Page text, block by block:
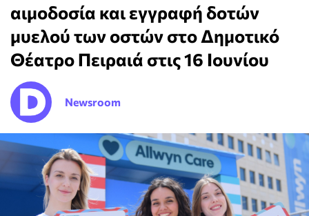
αιμοδοσία και εγγραφή δοτών
μυελού των οστών στο Δημοτικό
Θέατρο Πειραιά στις 16 Ιουνίου
Newsroom